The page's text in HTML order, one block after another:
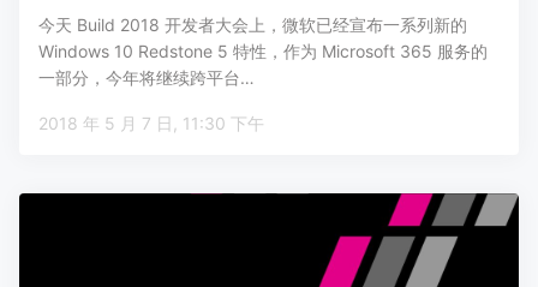
今天 Build 2018 开发者大会上，微软已经宣布一系列新的
Windows 10 Redstone 5 特性，作为 Microsoft 365 服务的
一部分，今年将继续跨平台…
2018 年 5 月 7 日, 11:30 下午